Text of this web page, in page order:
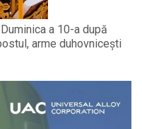
a 10-a după
arme duhovnicești